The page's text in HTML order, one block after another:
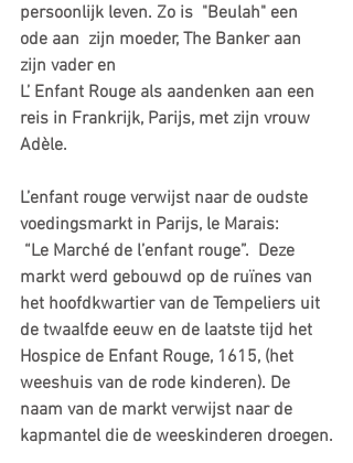
persoonlijk leven. Zo is  "Beulah" een
ode aan  zijn moeder, The Banker aan
zijn vader en
L’ Enfant Rouge als aandenken aan een
reis in Frankrijk, Parijs, met zijn vrouw
Adèle.
L’enfant rouge verwijst naar de oudste
voedingsmarkt in Parijs, le Marais:
markt werd gebouwd op de ruïnes van
het hoofdkwartier van de Tempeliers uit
de twaalfde eeuw en de laatste tijd het
Hospice de Enfant Rouge, 1615, (het
weeshuis van de rode kinderen). De
naam van de markt verwijst naar de
kapmantel die de weeskinderen droegen.